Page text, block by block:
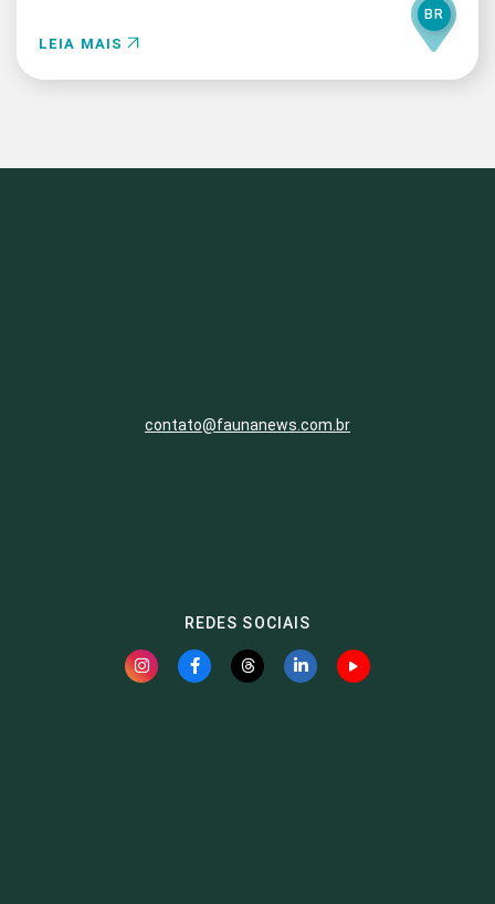
LEIA MAIS
BR
contato@faunanews.com.br
REDES SOCIAIS